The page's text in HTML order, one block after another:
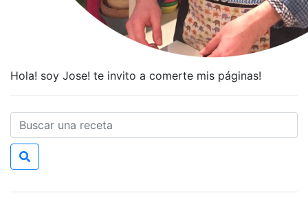
Hola! soy Jose! te invito a comerte mis páginas!